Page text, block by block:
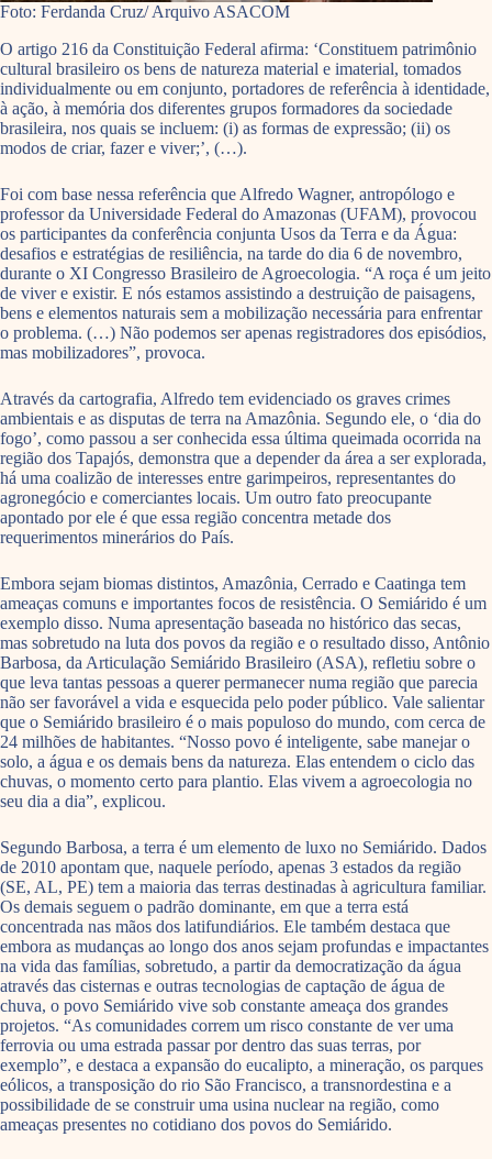
Foto: Ferdanda Cruz/ Arquivo ASACOM
O artigo 216 da Constituição Federal afirma: ‘Constituem patrimônio
cultural brasileiro os bens de natureza material e imaterial, tomados
individualmente ou em conjunto, portadores de referência à identidade,
à ação, à memória dos diferentes grupos formadores da sociedade
brasileira, nos quais se incluem: (i) as formas de expressão; (ii) os
modos de criar, fazer e viver;’, (…).
Foi com base nessa referência que Alfredo Wagner, antropólogo e
professor da Universidade Federal do Amazonas (UFAM), provocou
os participantes da conferência conjunta Usos da Terra e da Água:
desafios e estratégias de resiliência, na tarde do dia 6 de novembro,
durante o XI Congresso Brasileiro de Agroecologia. “A roça é um jeito
de viver e existir. E nós estamos assistindo a destruição de paisagens,
bens e elementos naturais sem a mobilização necessária para enfrentar
o problema. (…) Não podemos ser apenas registradores dos episódios,
mas mobilizadores”, provoca.
Através da cartografia, Alfredo tem evidenciado os graves crimes
ambientais e as disputas de terra na Amazônia. Segundo ele, o ‘dia do
fogo’, como passou a ser conhecida essa última queimada ocorrida na
região dos Tapajós, demonstra que a depender da área a ser explorada,
há uma coalizão de interesses entre garimpeiros, representantes do
agronegócio e comerciantes locais. Um outro fato preocupante
apontado por ele é que essa região concentra metade dos
requerimentos minerários do País.
Embora sejam biomas distintos, Amazônia, Cerrado e Caatinga tem
ameaças comuns e importantes focos de resistência. O Semiárido é um
exemplo disso. Numa apresentação baseada no histórico das secas,
mas sobretudo na luta dos povos da região e o resultado disso, Antônio
Barbosa, da Articulação Semiárido Brasileiro (ASA), refletiu sobre o
que leva tantas pessoas a querer permanecer numa região que parecia
não ser favorável a vida e esquecida pelo poder público. Vale salientar
que o Semiárido brasileiro é o mais populoso do mundo, com cerca de
24 milhões de habitantes. “Nosso povo é inteligente, sabe manejar o
solo, a água e os demais bens da natureza. Elas entendem o ciclo das
chuvas, o momento certo para plantio. Elas vivem a agroecologia no
seu dia a dia”, explicou.
Segundo Barbosa, a terra é um elemento de luxo no Semiárido. Dados
de 2010 apontam que, naquele período, apenas 3 estados da região
(SE, AL, PE) tem a maioria das terras destinadas à agricultura familiar.
Os demais seguem o padrão dominante, em que a terra está
concentrada nas mãos dos latifundiários. Ele também destaca que
embora as mudanças ao longo dos anos sejam profundas e impactantes
na vida das famílias, sobretudo, a partir da democratização da água
através das cisternas e outras tecnologias de captação de água de
chuva, o povo Semiárido vive sob constante ameaça dos grandes
projetos. “As comunidades correm um risco constante de ver uma
ferrovia ou uma estrada passar por dentro das suas terras, por
exemplo”, e destaca a expansão do eucalipto, a mineração, os parques
eólicos, a transposição do rio São Francisco, a transnordestina e a
possibilidade de se construir uma usina nuclear na região, como
ameaças presentes no cotidiano dos povos do Semiárido.